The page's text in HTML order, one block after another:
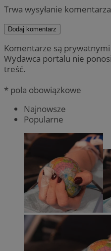
Trwa wysyłanie
Dodaj komentarz
Komentarze są
Wydawca portalu nie
treść.
* pola obowiązkowe
Najnowsze
Popularne